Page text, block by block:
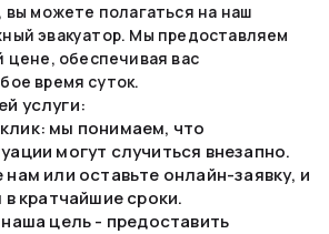
вы можете полагаться на наш
эвакуатор. Мы предоставляем
цене, обеспечивая вас
время суток.
услуги:
мы понимаем, что
могут случиться внезапно.
или оставьте онлайн-заявку, и
кратчайшие сроки.
цель - предоставить